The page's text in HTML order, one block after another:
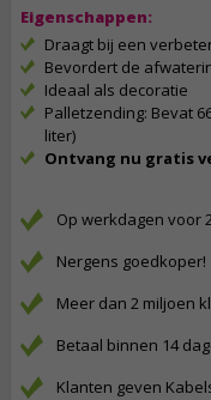
Eigenschappen:
Draagt bij een
Bevordert de
Ideaal als decoratie
Palletzending: Bevat
liter)
Ontvang nu gratis
Op werkdagen voor
Nergens goedkoper!
Meer dan 2 miljoen
Betaal binnen 14
Klanten geven